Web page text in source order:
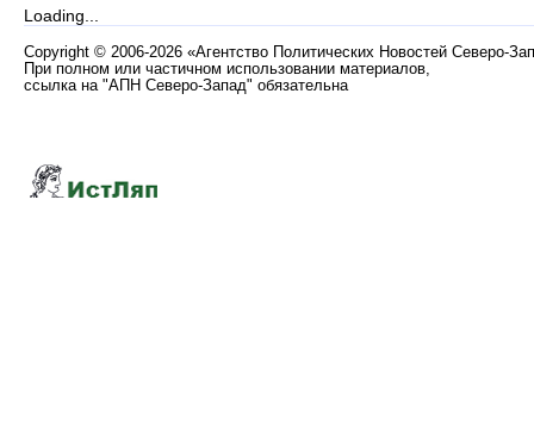
Loading...
Copyright © 2006-2026 «Агентство Политических Новостей Северо-
При полном или частичном использовании материалов,
ссылка на "АПН Северо-Запад" обязательна